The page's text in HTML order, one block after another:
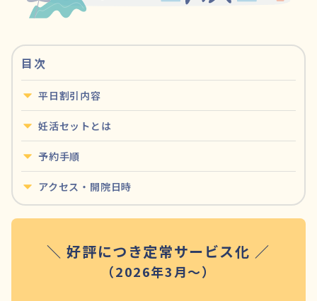
目次
平日割引内容
妊活セットとは
予約手順
アクセス・開院日時
＼ 好評につき定常サービス化 ／
（2026年3月～）